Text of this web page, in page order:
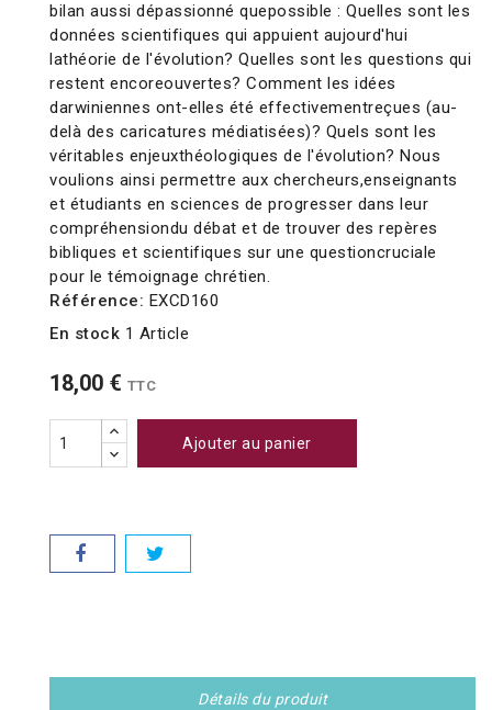
bilan aussi dépassionné quepossible : Quelles sont les
données scientifiques qui appuient aujourd'hui
lathéorie de l'évolution? Quelles sont les questions qui
restent encoreouvertes? Comment les idées
darwiniennes ont-elles été effectivementreçues (au-
delà des caricatures médiatisées)? Quels sont les
véritables enjeuxthéologiques de l'évolution? Nous
voulions ainsi permettre aux chercheurs,enseignants
et étudiants en sciences de progresser dans leur
compréhensiondu débat et de trouver des repères
bibliques et scientifiques sur une questioncruciale
pour le témoignage chrétien.
Référence: EXCD160
En stock 1 Article
18,00 € TTC
Ajouter au panier
Détails du produit